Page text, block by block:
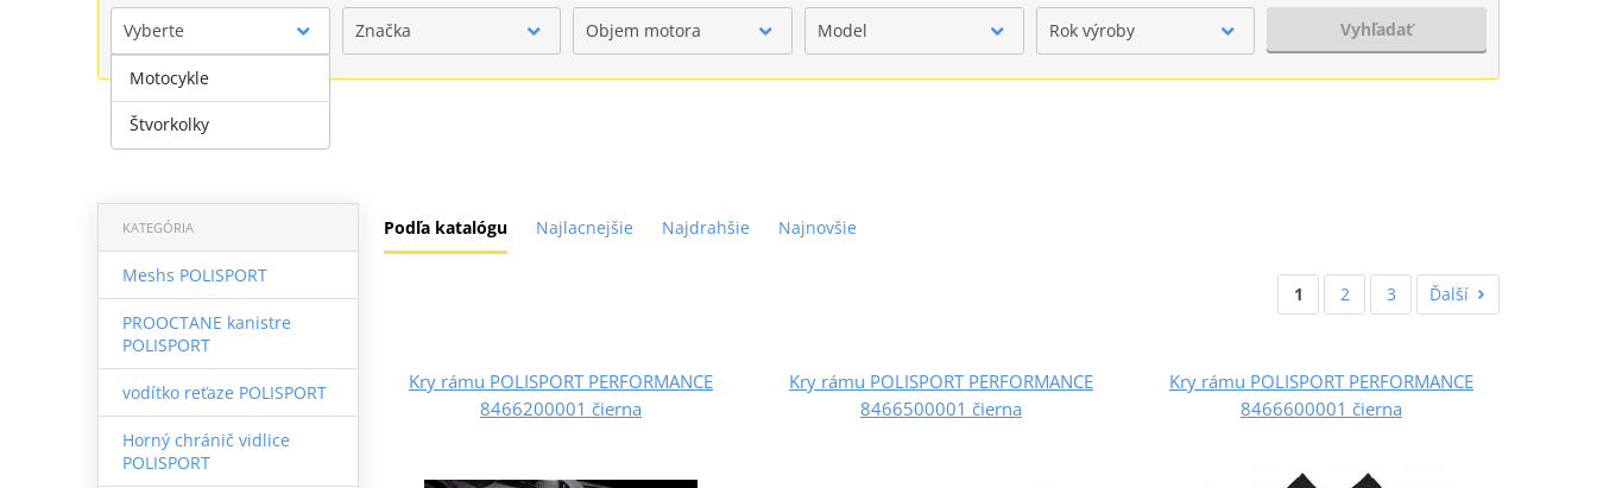
Vyberte Značka Objem motora Model Rok výroby Vyhľadať
Podľa katalógu Najlacnejšie Najdrahšie Najnovšie
KATEGÓRIA
Meshs POLISPORT
PROOCTANE kanistre
POLISPORT
vodítko reťaze POLISPORT
Horný chránič vidlice
POLISPORT
1 2 3 Ďalší
Kry rámu POLISPORT PERFORMANCE
8466200001 čierna
Kry rámu POLISPORT PERFORMANCE
8466500001 čierna
Kry rámu POLISPORT PERFORMANCE
8466600001 čierna
Motocykle
Štvorkolky